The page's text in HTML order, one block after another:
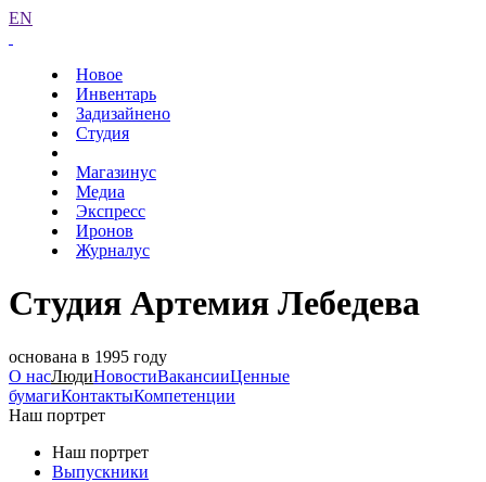
EN
Новое
Инвентарь
Задизайнено
Студия
Магазинус
Медиа
Экспресс
Иронов
Журналус
Студия Артемия Лебедева
основана в 1995 году
О насЛюдиНовостиВакансииЦенные
бумагиКонтактыКомпетенции
Наш портрет
Наш портрет
Выпускники